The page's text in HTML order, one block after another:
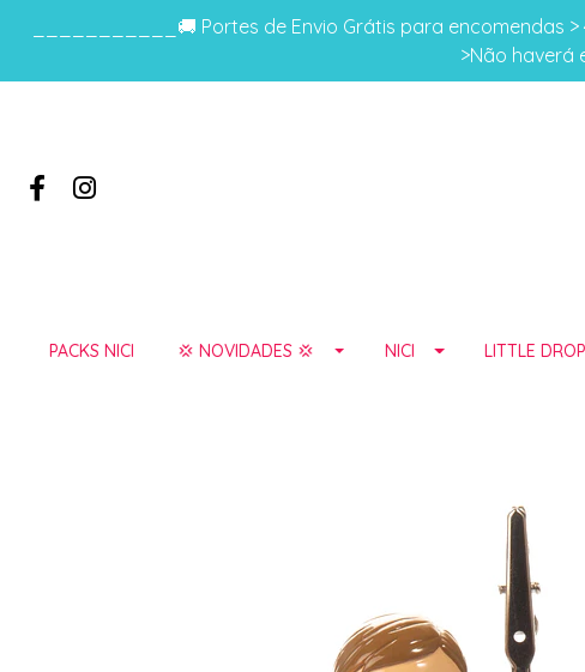
___________🚚 Portes de Envio Grátis para encomendas
>Não haverá
PACKS NICI 💢 NOVIDADES 💢 NICI LITTLE